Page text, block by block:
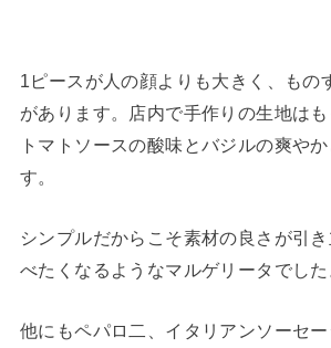
1ピースが人の顔よりも大きく、もの
があります。店内で手作りの生地はも
トマトソースの酸味とバジルの爽や
す。
シンプルだからこそ素材の良さが引
べたくなるようなマルゲリータでした
他にもペパロ二、イタリアンソーセ